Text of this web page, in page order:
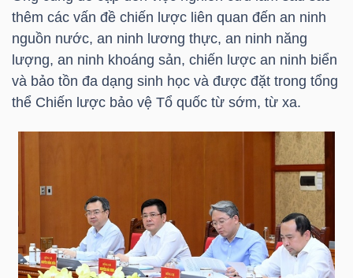
thêm các vấn đề chiến lược liên quan đến an ninh
nguồn nước, an ninh lương thực, an ninh năng
lượng, an ninh khoáng sản, chiến lược an ninh biển
và bảo tồn đa dạng sinh học và được đặt trong tổng
thể Chiến lược bảo vệ Tổ quốc từ sớm, từ xa.
YẾU
TIÊU
CHĂM